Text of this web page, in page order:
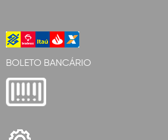
BOLETO BANCÁRIO